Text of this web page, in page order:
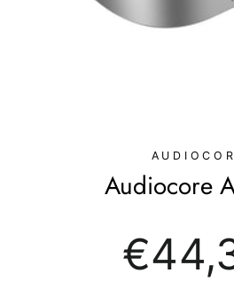
Audiocore
regular